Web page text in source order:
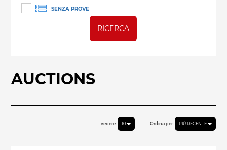
SENZA PROVE
RICERCA
AUCTIONS
Ordina per: PIÙ RECENTE
vedere: 10